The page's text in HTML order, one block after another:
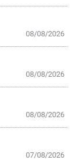
08/08/2026
08/08/2026
08/08/2026
07/08/2026